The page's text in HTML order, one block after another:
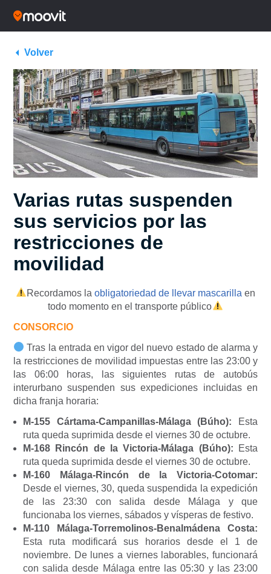
Volver
Varias rutas suspenden
sus servicios por las
restricciones de
movilidad
Recordamos laobligatoriedad de llevar mascarilla en
todo momento en el transporte público
CONSORCIO
Tras la entrada en vigor del nuevo estado de alarma y
la restricciones de movilidad impuestas entre las 23:00 y
las 06:00 horas, las siguientes rutas de autobús
interurbano suspenden sus expediciones incluidas en
dicha franja horaria:
M-155 Cártama-Campanillas-Málaga (Búho): Esta
ruta queda suprimida desde el viernes 30 de octubre.
M-168 Rincón de la Victoria-Málaga (Búho): Esta
ruta queda suprimida desde el viernes 30 de octubre.
M-160 Málaga-Rincón de la Victoria-Cotomar:
Desde el viernes, 30, queda suspendida la expedición
de las 23:30 con salida desde Málaga y que
funcionaba los viernes, sábados y vísperas de festivo.
M-110 Málaga-Torremolinos-Benalmádena Costa:
Esta ruta modificará sus horarios desde el 1 de
noviembre. De lunes a viernes laborables, funcionará
con salida desde Málaga entre las 05:30 y las 23:00